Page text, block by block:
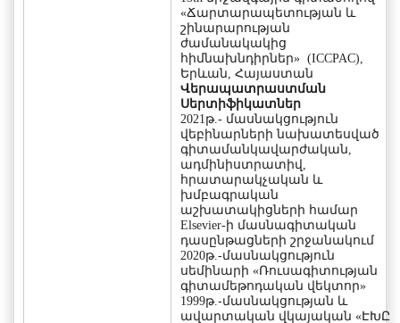
«Ճարտարապետության և
շինարարության
ժամանակակից
հիմնախնդիրներ» (ICCPAC),
Երևան, Հայաստան
Վերապատրաստման
Սերտիֆիկատներ
2021թ.- մասնակցություն
վեբինարների նախատեսված
գիտամանկավարժական,
ադմինիստրատիվ,
հրատարակչական և
խմբագրական
աշխատակիցների համար
Elsevier-ի մասնագիտական
դասընթացների շրջանակում
2020թ.-մասնակցություն
սեմինարի «Ռուսագիտության
գիտամեթոդական վեկտոր»
1999թ.-մասնակցության և
ավարտական վկայական «ԷԽԸ